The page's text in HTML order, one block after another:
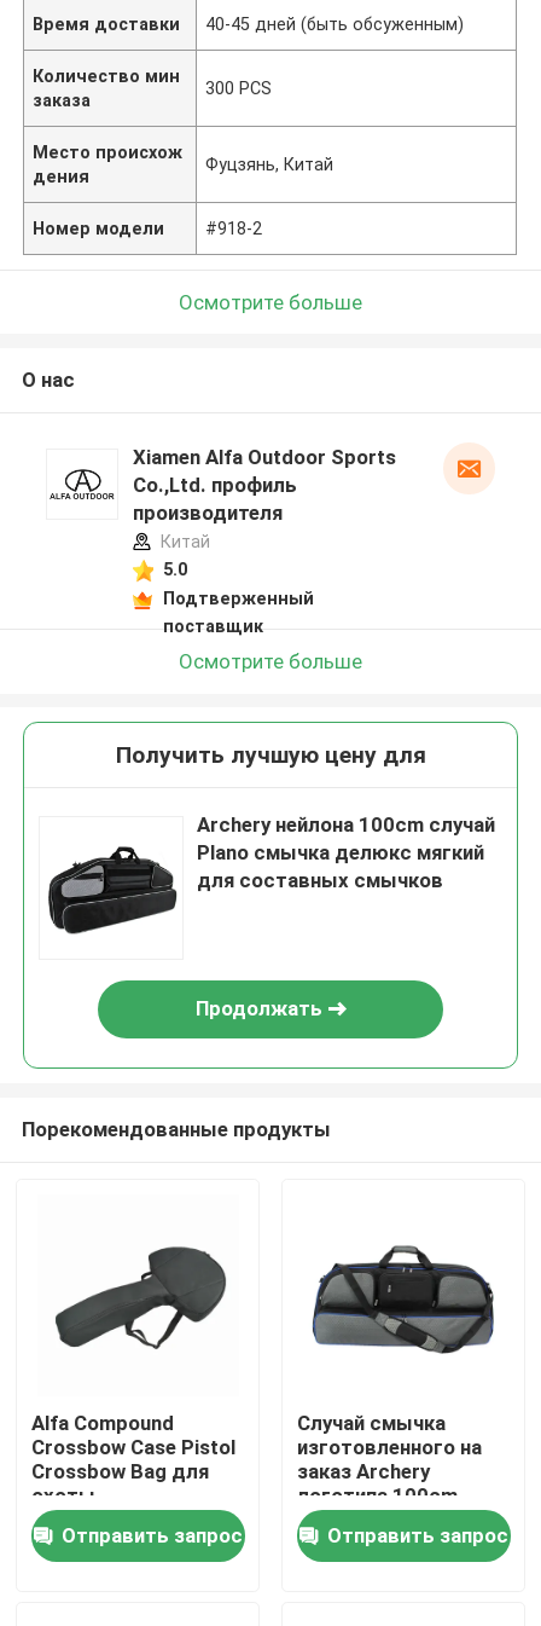
Домой
Продукты
Время доставки 40-45 дней (быть обсуженным)
Количество мин
заказа
300 PCS
Место происхож
дения
Фуцзянь, Китай
Номер модели #918-2
Осмотрите больше
О нас
Xiamen Alfa Outdoor Sports
Co.,Ltd. профиль
производителя
Китай
5.0
Подтверженный
поставщик
Осмотрите больше
Получить лучшую цену для
Archery нейлона 100cm случай
Plano смычка делюкс мягкий
для составных смычков
Продолжать
Порекомендованные продукты
Alfa Compound
Crossbow Case Pistol
Crossbow Bag для
охоты
Отправить запрос
Случай смычка
изготовленного на
заказ Archery
логотипа 100cm
прочного составной
с плечевым ремнем
для на открытом
Отправить запрос